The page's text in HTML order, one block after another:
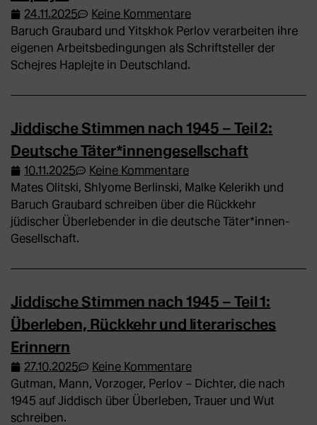
24.11.2025
Keine Kommentare
Baruch Graubard und Yitskhok Perlov verarbeiten ihre
eigenen Arbeitsbedingungen als Schriftsteller der
Schejres Haplejte in Deutschland.
Jiddische Stimmen nach 1945 – Teil 2:
Deutsche Täter*innengesellschaft
10.11.2025
Keine Kommentare
Mates Olitski, Shlyome Berlinski, Malke Kelerikh und
Baruch Graubard schreiben über die Rückkehr
jüdischer Überlebender in die deutsche Täter*innen-
Gesellschaft.
Jiddische Stimmen nach 1945 – Teil 1:
Überleben, Rückkehr und literarisches
Erinnern
27.10.2025
Keine Kommentare
Gutman, Mann, Vorzoger, Perlov – Dichter, die nach
1945 auf Jiddisch über Überleben, Trauer und Wut
schreiben.